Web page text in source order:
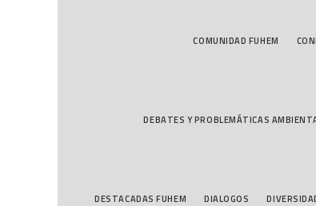
COMUNIDAD FUHEM
DEBATES Y PROBLEMÁTICAS
DESTACADAS FUHEM DIALOGOS